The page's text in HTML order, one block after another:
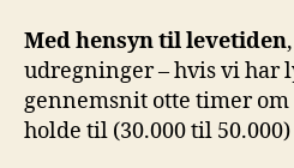
Med hensyn til levetiden
udregninger – hvis vi har
gennemsnit otte timer om
holde til (30.000 til